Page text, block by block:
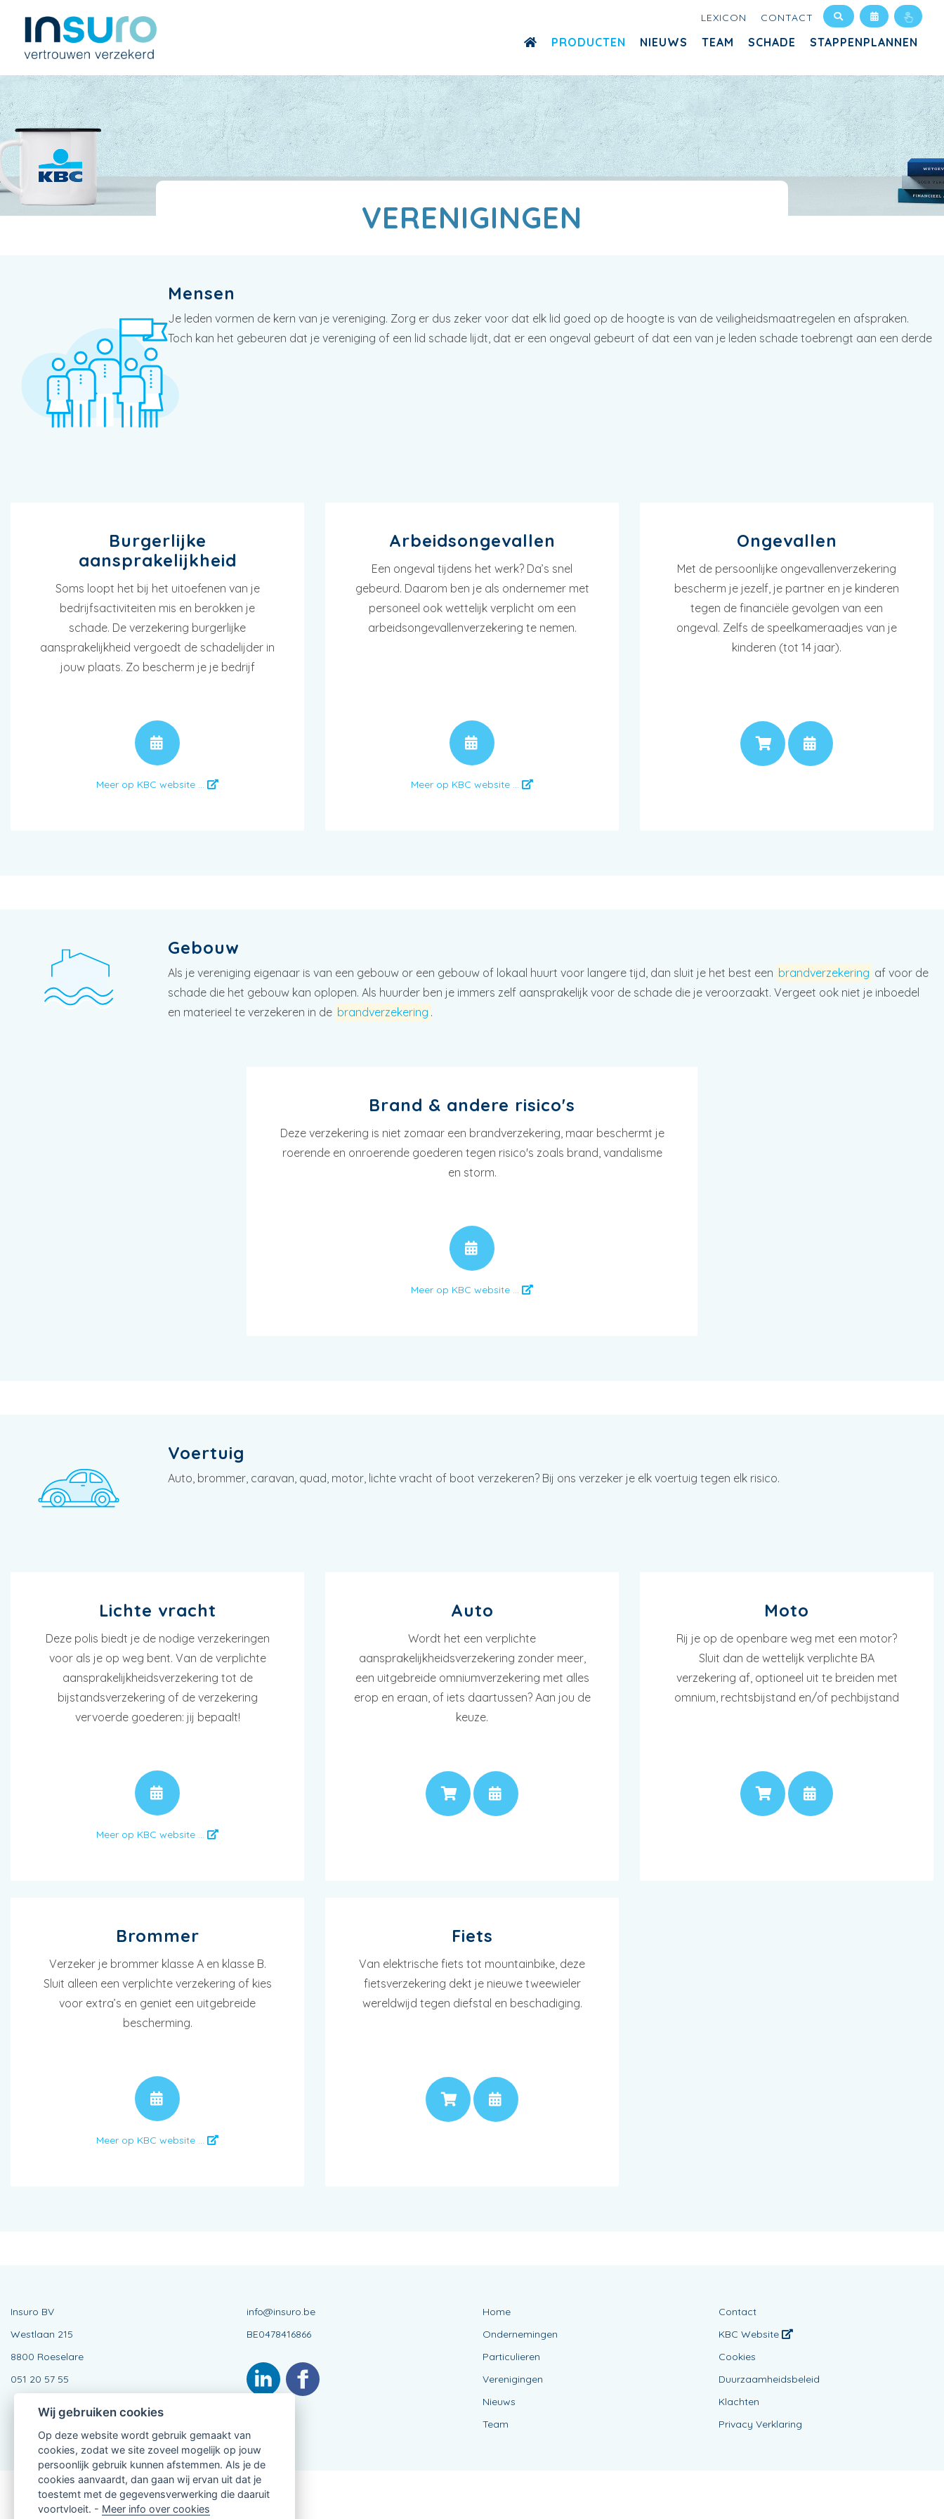
LEXICON CONTACT
PRODUCTEN NIEUWS TEAM SCHADE STAPPENPLANNEN
VERENIGINGEN
Mensen
Je leden vormen de kern van je vereniging. Zorg er dus zeker voor dat elk lid goed op de hoogte is van de veiligheidsmaatregelen en afspraken.
Toch kan het gebeuren dat je vereniging of een lid schade lijdt, dat er een ongeval gebeurt of dat een van je leden schade toebrengt aan een derde
Burgerlijke
aansprakelijkheid
Soms loopt het bij het uitoefenen van je
bedrijfsactiviteiten mis en berokken je
schade. De verzekering burgerlijke
aansprakelijkheid vergoedt de schadelijder in
jouw plaats. Zo bescherm je je bedrijf
Meer op KBC website ...
Arbeidsongevallen
Een ongeval tijdens het werk? Da’s snel
gebeurd. Daarom ben je als ondernemer met
personeel ook wettelijk verplicht om een
arbeidsongevallenverzekering te nemen.
Meer op KBC website ...
Ongevallen
Met de persoonlijke ongevallenverzekering
bescherm je jezelf, je partner en je kinderen
tegen de financiële gevolgen van een
ongeval. Zelfs de speelkameraadjes van je
kinderen (tot 14 jaar).
PRIJS
Gebouw
Als je vereniging eigenaar is van een gebouw or een gebouw of lokaal huurt voor langere tijd, dan sluit je het best een brandverzekering af voor de
schade die het gebouw kan oplopen. Als huurder ben je immers zelf aansprakelijk voor de schade die je veroorzaakt. Vergeet ook niet je inboedel
en materieel te verzekeren in de brandverzekering .
Brand & andere risico's
Deze verzekering is niet zomaar een brandverzekering, maar beschermt je
roerende en onroerende goederen tegen risico's zoals brand, vandalisme
en storm.
Meer op KBC website ...
Voertuig
Auto, brommer, caravan, quad, motor, lichte vracht of boot verzekeren? Bij ons verzeker je elk voertuig tegen elk risico.
Lichte vracht
Deze polis biedt je de nodige verzekeringen
voor als je op weg bent. Van de verplichte
aansprakelijkheidsverzekering tot de
bijstandsverzekering of de verzekering
vervoerde goederen: jij bepaalt!
Meer op KBC website ...
Auto
Wordt het een verplichte
aansprakelijkheidsverzekering zonder meer,
een uitgebreide omniumverzekering met alles
erop en eraan, of iets daartussen? Aan jou de
keuze.
PRIJS
Moto
Rij je op de openbare weg met een motor?
Sluit dan de wettelijk verplichte BA
verzekering af, optioneel uit te breiden met
omnium, rechtsbijstand en/of pechbijstand
PRIJS
Brommer
Verzeker je brommer klasse A en klasse B.
Sluit alleen een verplichte verzekering of kies
voor extra’s en geniet een uitgebreide
bescherming.
Meer op KBC website ...
Fiets
Van elektrische fiets tot mountainbike, deze
fietsverzekering dekt je nieuwe tweewieler
wereldwijd tegen diefstal en beschadiging.
PRIJS
Insuro BV
Westlaan 215
8800 Roeselare
051 20 57 55
info@insuro.be
BE0478416866
Home
Ondernemingen
Particulieren
Verenigingen
Nieuws
Team
Contact
KBC Website
Cookies
Duurzaamheidsbeleid
Klachten
Privacy Verklaring
Verbonden Agent, BE0478416866
Wij gebruiken cookies
Op deze website wordt gebruik gemaakt van
cookies, zodat we site zoveel mogelijk op jouw
persoonlijk gebruik kunnen afstemmen. Als je de
cookies aanvaardt, dan gaan wij ervan uit dat je
toestemt met de gegevensverwerking die daaruit
voortvloeit. - Meer info over cookies